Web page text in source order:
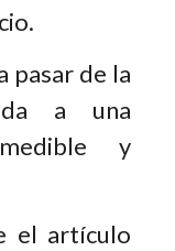
pasar de la
a una
y
el artículo